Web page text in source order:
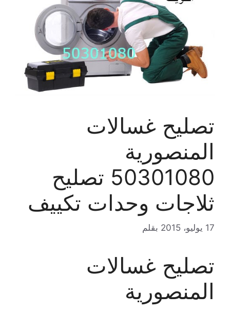
تصليح غسالات
المنصورية
50301080 تصليح
ثلاجات وحدات تكييف
17 يوليو، 2015 بقلم
تصليح غسالات
المنصورية